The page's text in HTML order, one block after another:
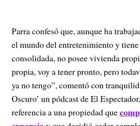
Parra confesó que, aunque ha
el mundo del entretenimiento y
consolidada, no posee vivienda
propia, voy a tener pronto, pero
ya no tengo”, comentó con
Oscuro’ un pódcast de El
referencia a una propiedad que